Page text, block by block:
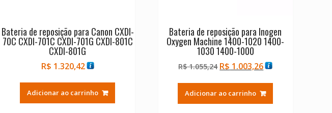
Bateria de reposição para Canon CXDI-
70C CXDI-701C CXDI-701G CXDI-801C
CXDI-801G
R$ 1.320,42
Adicionar ao carrinho
Bateria de reposição para Inogen
Oxygen Machine 1400-1020 1400-
1030 1400-1000
R$1.055,24 O
original
era:
R$ 1.003,26O
é:
Adicionar ao carrinho